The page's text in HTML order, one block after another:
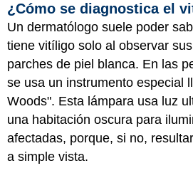
¿Cómo se diagnostica el
Un dermatólogo suele poder
tiene vitíligo solo al observar
parches de piel blanca. En las
se usa un instrumento especial
Woods". Esta lámpara usa luz
una habitación oscura para
afectadas, porque, si no,
a simple vista.